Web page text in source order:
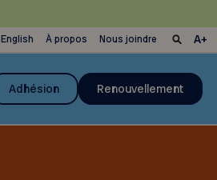
English À propos Nous joindre
Adhésion Renouvellement